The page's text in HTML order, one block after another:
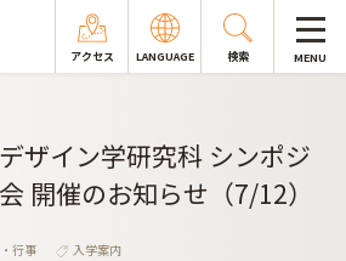
アクセス LANGUAGE 検索 MENU
ザイン学研究科 シンポジ
開催のお知らせ（7/12）
行事
入学案内